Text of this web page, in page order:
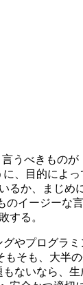
うべきもの
、目的によ
るか、まじめ
イージーな
する。
やプログラミ
もそも、大半
ないなら、